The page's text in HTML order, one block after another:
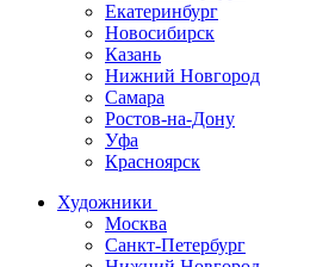
Екатеринбург
Новосибирск
Казань
Нижний Новгород
Самара
Ростов-на-Дону
Уфа
Красноярск
Художники
Москва
Санкт-Петербург